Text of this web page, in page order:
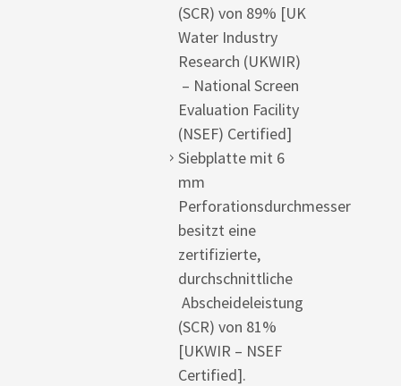
(SCR) von 89% [UK
Water Industry
Research (UKWIR)
– National Screen
Evaluation Facility
(NSEF) Certified]
Siebplatte mit 6
mm
Perforationsdurchmesser
besitzt eine
zertifizierte,
durchschnittliche
Abscheideleistung
(SCR) von 81%
[UKWIR – NSEF
Certified].